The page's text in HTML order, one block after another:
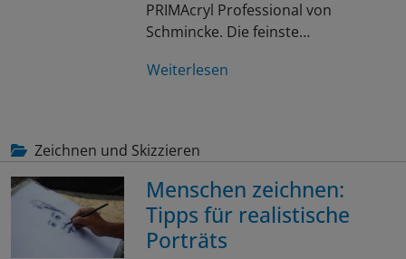
PRIMAcryl Professional von
Schmincke. Die feinste…
Weiterlesen
Zeichnen und Skizzieren
Menschen zeichnen:
Tipps für realistische
Porträts